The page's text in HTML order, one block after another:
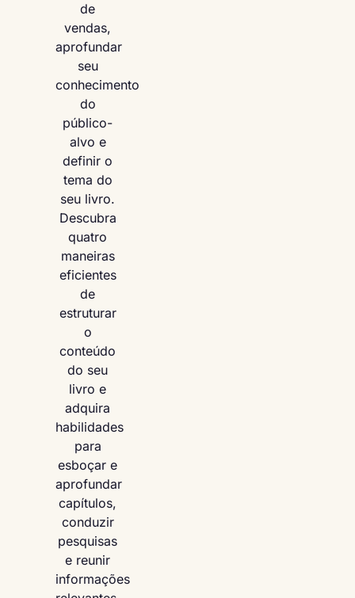
de
vendas,
aprofundar
seu
conhecimento
do
público-
alvo e
definir o
tema do
seu livro.
Descubra
quatro
maneiras
eficientes
de
estruturar
o
conteúdo
do seu
livro e
adquira
habilidades
para
esboçar e
aprofundar
capítulos,
conduzir
pesquisas
e reunir
informações